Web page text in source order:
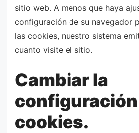
sitio web. A menos que haya
configuración de su navegador
las cookies, nuestro sistema
cuanto visite el sitio.
Cambiar la
configuración
cookies.